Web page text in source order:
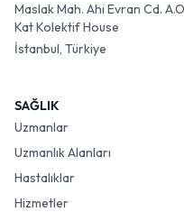
Maslak Mah. Ahi Evran Cd.
Kat Kolektif House
İstanbul, Türkiye
SAĞLIK
Uzmanlar
Uzmanlık Alanları
Hastalıklar
Hizmetler